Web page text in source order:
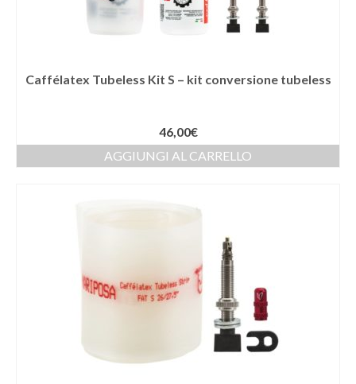
Caffélatex Tubeless Kit S – kit conversione tubeless
46,00€
AGGIUNGI AL CARRELLO